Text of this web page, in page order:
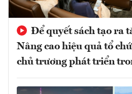
Để quyết sách tạo ra
Nâng cao hiệu quả tổ
chủ trương phát triển